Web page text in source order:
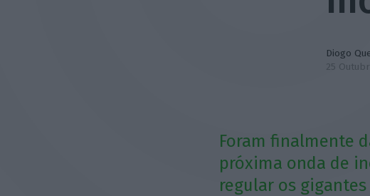
Diogo
25
Foram finalmente
próxima onda de
regular os